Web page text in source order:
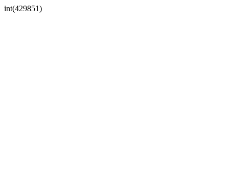
int(429851)